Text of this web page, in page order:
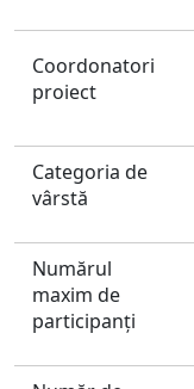
Coordonatori
proiect
Categoria de
vârstă
Numărul
maxim de
participanți